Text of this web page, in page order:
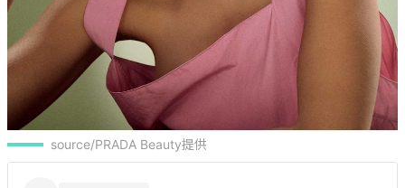
source/PRADA Beauty提供